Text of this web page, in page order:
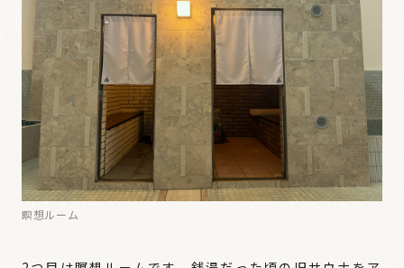
瞑想ルーム